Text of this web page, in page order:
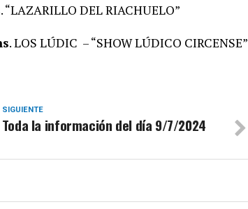
“LAZARILLO DEL RIACHUELO”
. LOS LÚDIC – “SHOW LÚDICO CIRCENSE”
SIGUIENTE
Toda la información del día 9/7/2024